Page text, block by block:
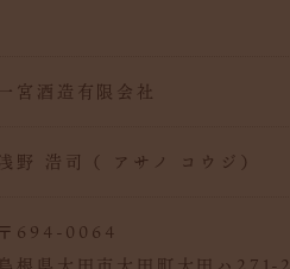
一宮酒造有限会社
浅野 浩司（ アサノ コウジ）
〒694-0064